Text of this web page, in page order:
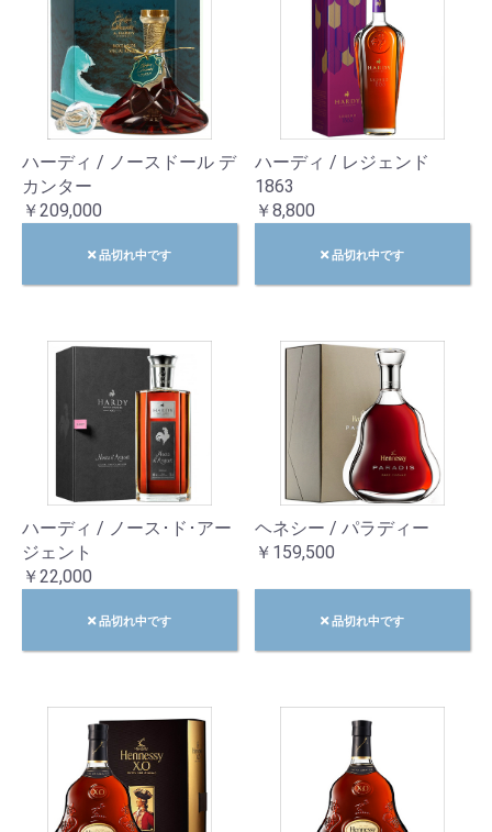
ハーディ / ノースドール デ
カンター
￥209,000
品切れ中です
ハーディ / レジェンド
1863
￥8,800
品切れ中です
ハーディ / ノース･ド･アー
ジェント
￥22,000
品切れ中です
ヘネシー / パラディー
￥159,500
品切れ中です